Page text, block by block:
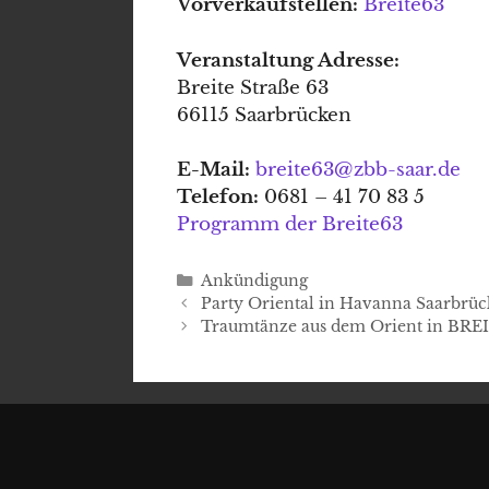
Vorverkaufstellen: Breite63
Veranstaltung Adresse:
Breite Straße 63
66115 Saarbrücken
E-Mail: breite63@zbb-saar.de
Telefon: 0681 – 41 70 83 5
Programm der Breite63
Kategorien
Ankündigung
Party Oriental in Havanna
Traumtänze aus dem Orient in